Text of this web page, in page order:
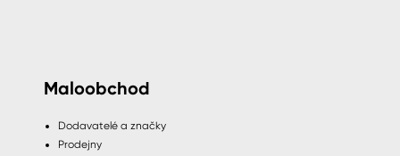
Maloobchod
Dodavatelé a značky
Prodejny